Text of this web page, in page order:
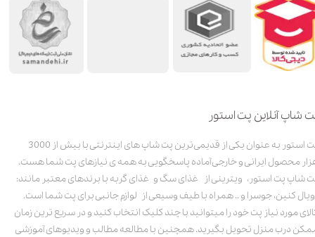
شاپ آنلاین پت استور
پت استور به عنوان یکی از قدیمی‌ترین پت شاپ های اینترنتی با بیش از 3000
محصول ایرانی و خارجی آماده پاسخگویی به همه ی نیازهای پت شما هست.
شاپ پت استور، ویترینی از غذای سگ و غذای گربه با برندهای معتبر مانند:
کنین، جوسرا و .. همراه با طیف وسیعی از لوازم جانبی برای پت شما است.
مورد نیاز پت خود را میتوانید با چند کلیک انتخاب کنید و در سریع ترین زمان
درب منزل تحویل بگیرید. همچنین با مطالعه مطالب و ویدیوهای آموزشی